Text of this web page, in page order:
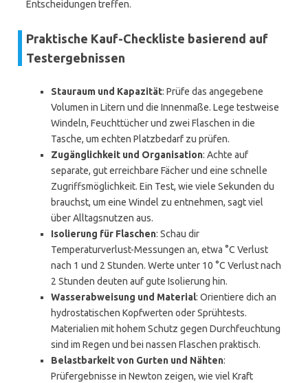
Entscheidungen treffen.
Praktische Kauf-Checkliste basierend auf
Testergebnissen
Stauraum und Kapazität: Prüfe das angegebene
Volumen in Litern und die Innenmaße. Lege testweise
Windeln, Feuchttücher und zwei Flaschen in die
Tasche, um echten Platzbedarf zu prüfen.
Zugänglichkeit und Organisation: Achte auf
separate, gut erreichbare Fächer und eine schnelle
Zugriffsmöglichkeit. Ein Test, wie viele Sekunden du
brauchst, um eine Windel zu entnehmen, sagt viel
über Alltagsnutzen aus.
Isolierung für Flaschen: Schau dir
Temperaturverlust-Messungen an, etwa °C Verlust
nach 1 und 2 Stunden. Werte unter 10 °C Verlust nach
2 Stunden deuten auf gute Isolierung hin.
Wasserabweisung und Material: Orientiere dich an
hydrostatischen Kopfwerten oder Sprühtests.
Materialien mit hohem Schutz gegen Durchfeuchtung
sind im Regen und bei nassen Flaschen praktisch.
Belastbarkeit von Gurten und Nähten:
Prüfergebnisse in Newton zeigen, wie viel Kraft